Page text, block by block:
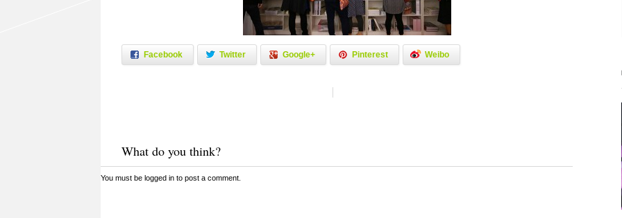
Facebook Twitter Google+ Pinterest Weibo
What do you think?
You must be logged into post a comment.